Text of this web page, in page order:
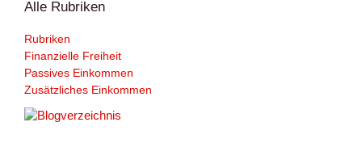
Alle Rubriken
Rubriken
Finanzielle Freiheit
Passives Einkommen
Zusätzliches Einkommen